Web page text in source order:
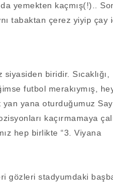
yemekten kaçmış(!)..
tabaktan çerez yiyip çay
biridir. Sıcaklığı,
futbol merakıymış,
yana oturduğumuz
kaçırmamaya
hep birlikte “3. Viyana
gözleri stadyumdaki